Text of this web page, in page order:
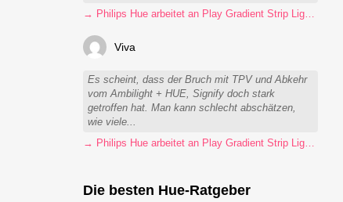
Viva
Es scheint, dass der Bruch mit TPV und Abkehr
vom Ambilight + HUE, Signify doch stark
getroffen hat. Man kann schlecht abschätzen,
wie viele...
→ Philips Hue arbeitet an Play Gradient Strip Light Pro
Die besten Hue-Ratgeber